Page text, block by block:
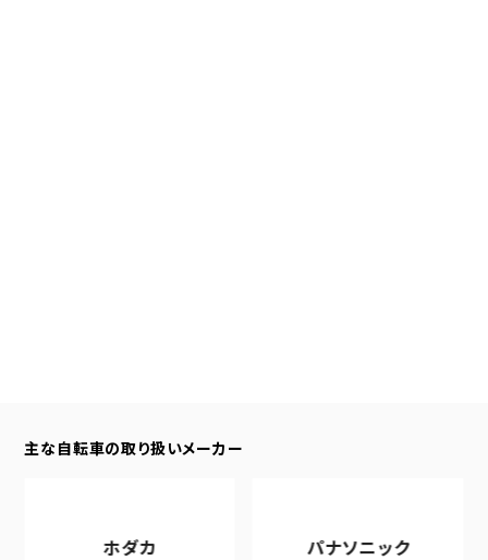
主な自転車の取り扱いメーカー
ホダカ パナソニック